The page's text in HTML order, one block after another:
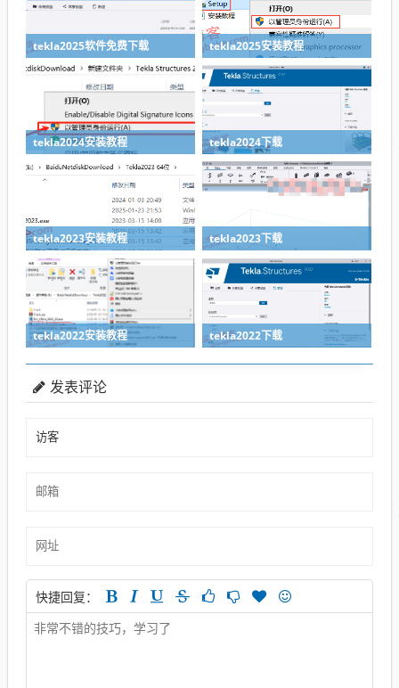
tekla2025软件免费下载 tekla2025安装教程
tekla2024安装教程 tekla2024下载
tekla2023安装教程 tekla2023下载
tekla2022安装教程 tekla2022下载
发表评论
快捷回复：